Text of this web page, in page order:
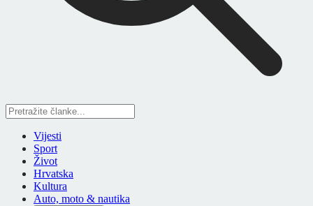
Vijesti
Sport
Život
Hrvatska
Kultura
Auto, moto & nautika